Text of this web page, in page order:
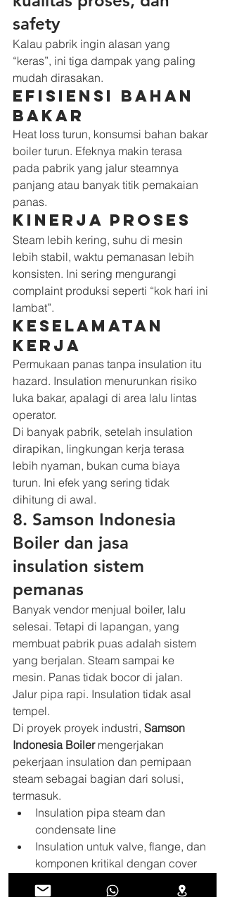
safety
Kalau pabrik ingin alasan yang
“keras”, ini tiga dampak yang paling
mudah dirasakan.
Efisiensi bahan
bakar
Heat loss turun, konsumsi bahan bakar
boiler turun. Efeknya makin terasa
pada pabrik yang jalur steamnya
panjang atau banyak titik pemakaian
panas.
Kinerja proses
Steam lebih kering, suhu di mesin
lebih stabil, waktu pemanasan lebih
konsisten. Ini sering mengurangi
complaint produksi seperti “kok hari ini
lambat”.
Keselamatan
kerja
Permukaan panas tanpa insulation itu
hazard. Insulation menurunkan risiko
luka bakar, apalagi di area lalu lintas
operator.
Di banyak pabrik, setelah insulation
dirapikan, lingkungan kerja terasa
lebih nyaman, bukan cuma biaya
turun. Ini efek yang sering tidak
dihitung di awal.
8. Samson Indonesia
Boiler dan jasa
insulation sistem
pemanas
Banyak vendor menjual boiler, lalu
selesai. Tetapi di lapangan, yang
membuat pabrik puas adalah sistem
yang berjalan. Steam sampai ke
mesin. Panas tidak bocor di jalan.
Jalur pipa rapi. Insulation tidak asal
tempel.
Di proyek proyek industri, Samson
Indonesia Boiler mengerjakan
pekerjaan insulation dan pemipaan
steam sebagai bagian dari solusi,
termasuk.
Insulation pipa steam dan
condensate line
Insulation untuk valve, flange, dan
komponen kritikal dengan cover